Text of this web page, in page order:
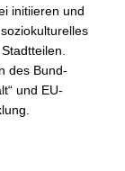
initiieren und
des Bund-
und EU-